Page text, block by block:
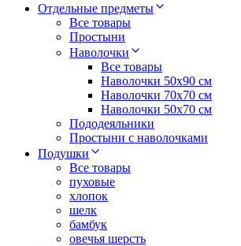
Отдельные предметы
Все товары
Простыни
Наволочки
Все товары
Наволочки 50x90 см
Наволочки 70x70 cм
Наволочки 50х70 см
Пододеяльники
Простыни с наволочками
Подушки
Все товары
пуховые
хлопок
шелк
бамбук
овечья шерсть